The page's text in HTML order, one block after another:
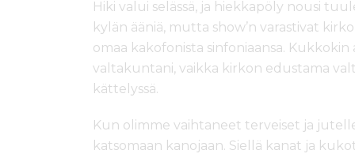
Hiki valui selässä, ja hiekkapöly nousi
kylän ääniä, mutta show’n varastivat
omaa kakofonista sinfoniaansa.
valtakuntani, vaikka kirkon edustama
kättelyssä.
Kun olimme vaihtaneet terveiset ja
katsomaan kanojaan. Siellä kanat ja